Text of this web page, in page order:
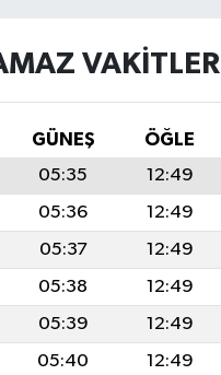
VAKITLERI
GÜNEŞ ÖĞLE
05:35 12:49
05:36 12:49
05:37 12:49
05:38 12:49
05:39 12:49
05:40 12:49